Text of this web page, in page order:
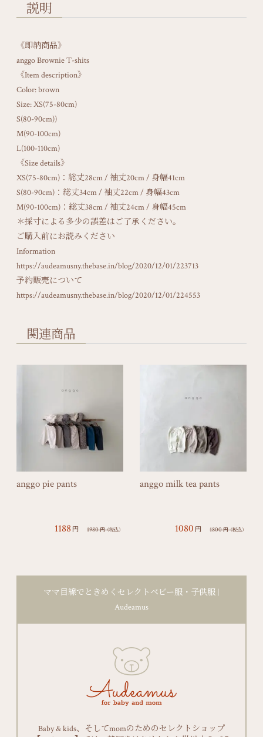
説明
《即納商品》
anggo Brownie T-shits
《Item description》
Color: brown
Size: XS(75-80cm)
S(80-90cm))
M(90-100cm)
L(100-110cm)
《Size details》
XS(75-80cm)：総丈28cm / 袖丈20cm / 身幅41cm
S(80-90cm)：総丈34cm / 袖丈22cm / 身幅43cm
M(90-100cm)：総丈38cm / 袖丈24cm / 身幅45cm
＊採寸による多少の誤差はご了承ください。
ご購入前にお読みください
Information
https://audeamusny.thebase.in/blog/2020/12/01/223713
予約販売について
https://audeamusny.thebase.in/blog/2020/12/01/224553
関連商品
anggo pie pants
1980円（税込）
1188 円
anggo milk tea pants
1800円（税込）
1080 円
ママ目線でときめくセレクトベビー服・子供服 |
Audeamus
Baby & kids、そしてmomのためのセレクトショップ